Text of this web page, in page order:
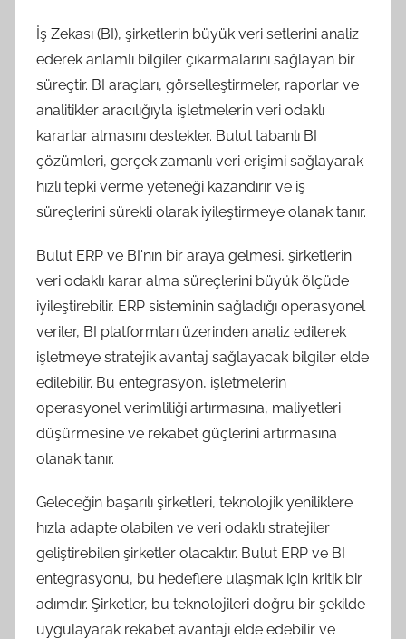
İş Zekası (BI), şirketlerin büyük veri setlerini analiz
ederek anlamlı bilgiler çıkarmalarını sağlayan bir
süreçtir. BI araçları, görselleştirmeler, raporlar ve
analitikler aracılığıyla işletmelerin veri odaklı
kararlar almasını destekler. Bulut tabanlı BI
çözümleri, gerçek zamanlı veri erişimi sağlayarak
hızlı tepki verme yeteneği kazandırır ve iş
süreçlerini sürekli olarak iyileştirmeye olanak tanır.
Bulut ERP ve BI'nın bir araya gelmesi, şirketlerin
veri odaklı karar alma süreçlerini büyük ölçüde
iyileştirebilir. ERP sisteminin sağladığı operasyonel
veriler, BI platformları üzerinden analiz edilerek
işletmeye stratejik avantaj sağlayacak bilgiler elde
edilebilir. Bu entegrasyon, işletmelerin
operasyonel verimliliği artırmasına, maliyetleri
düşürmesine ve rekabet güçlerini artırmasına
olanak tanır.
Geleceğin başarılı şirketleri, teknolojik yeniliklere
hızla adapte olabilen ve veri odaklı stratejiler
geliştirebilen şirketler olacaktır. Bulut ERP ve BI
entegrasyonu, bu hedeflere ulaşmak için kritik bir
adımdır. Şirketler, bu teknolojileri doğru bir şekilde
uygulayarak rekabet avantajı elde edebilir ve